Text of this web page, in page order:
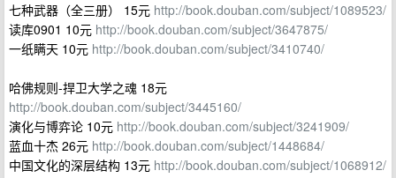
七种武器（全三册） 15元 http://book.douban.com/subject/1089523/
读库0901 10元 http://book.douban.com/subject/3647875/
一纸瞒天 10元 http://book.douban.com/subject/3410740/
哈佛规则-捍卫大学之魂 18元
http://book.douban.com/subject/3445160/
演化与博弈论 10元 http://book.douban.com/subject/3241909/
蓝血十杰 26元 http://book.douban.com/subject/1448684/
中国文化的深层结构 13元 http://book.douban.com/subject/1068912/